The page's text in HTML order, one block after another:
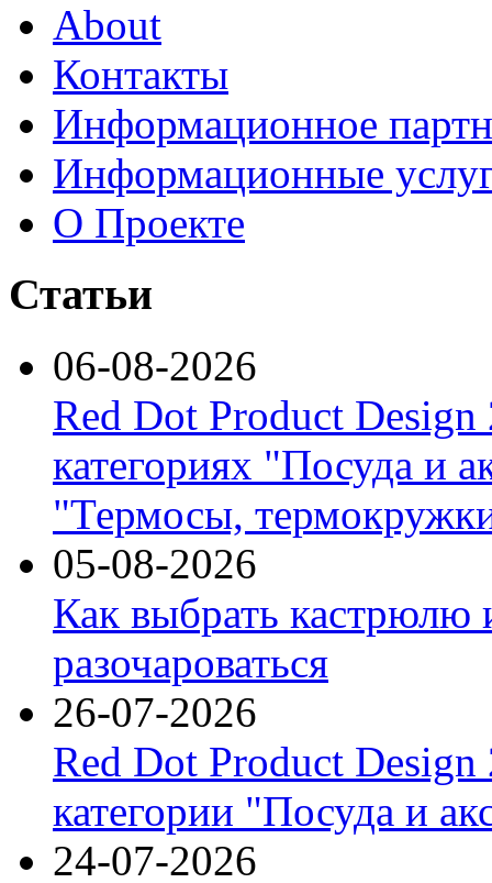
About
Контакты
Информационное
Информационные
О Проекте
Статьи
06-08-2026
Red Dot Product Design
категориях "Посуда и
"Термосы,
05-08-2026
Как выбрать кастрюлю
разочароваться
26-07-2026
Red Dot Product Design
категории "Посуда и
24-07-2026